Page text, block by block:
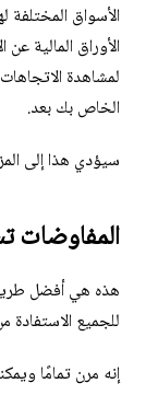
الأسواق
الأوراق المالية
لمشاهدة
الخاص بك بعد.
سيؤدي هذا إلى
المفاوضات
هذه هي أفضل
للجميع الاستفادة
إنه مرن تمامًا